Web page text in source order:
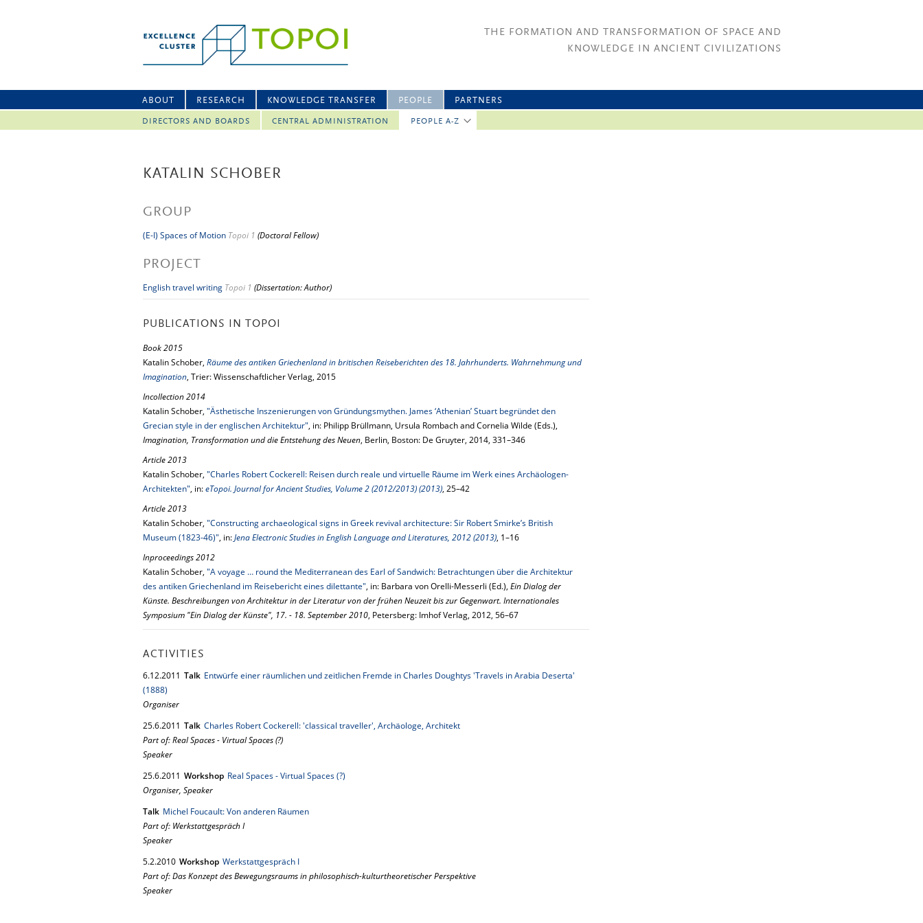
THE FORMATION AND TRANSFORMATION OF SPACE AND
KNOWLEDGE IN ANCIENT CIVILIZATIONS
ABOUT RESEARCH KNOWLEDGE TRANSFER PEOPLE
DIRECTORS AND BOARDS CENTRAL ADMINISTRATION PEOPLE A-Z
PARTNERS
KATALIN SCHOBER
GROUP
(E-I) Spaces of Motion Topoi 1 (Doctoral Fellow)
PROJECT
English travel writing Topoi 1 (Dissertation: Author)
PUBLICATIONS IN TOPOI
Book 2015
Katalin Schober, Räume des antiken Griechenland in britischen Reiseberichten des 18. Jahrhunderts. Wahrnehmung und
Imagination, Trier: Wissenschaftlicher Verlag, 2015
Incollection 2014
Katalin Schober, "Ästhetische Inszenierungen von Gründungsmythen. James ‘Athenian’ Stuart begründet den
Grecian style in der englischen Architektur", in: Philipp Brüllmann, Ursula Rombach and Cornelia Wilde (Eds.),
Imagination, Transformation und die Entstehung des Neuen, Berlin, Boston: De Gruyter, 2014, 331–346
Article 2013
Katalin Schober, "Charles Robert Cockerell: Reisen durch reale und virtuelle Räume im Werk eines Archäologen-
Architekten", in:eTopoi. Journal for Ancient Studies, Volume 2 (2012/2013) (2013), 25–42
Article 2013
Katalin Schober, "Constructing archaeological signs in Greek revival architecture: Sir Robert Smirke’s British
Museum (1823-46)", in:Jena Electronic Studies in English Language and Literatures, 2012 (2013), 1–16
Inproceedings 2012
Katalin Schober, "A voyage … round the Mediterranean des Earl of Sandwich: Betrachtungen über die Architektur
des antiken Griechenland im Reisebericht eines dilettante", in: Barbara von Orelli-Messerli (Ed.), Ein Dialog der
Künste. Beschreibungen von Architektur in der Literatur von der frühen Neuzeit bis zur Gegenwart. Internationales
Symposium "Ein Dialog der Künste", 17. - 18. September 2010, Petersberg: Imhof Verlag, 2012, 56–67
ACTIVITIES
6.12.2011 Talk Entwürfe einer räumlichen und zeitlichen Fremde in Charles Doughtys 'Travels in Arabia Deserta'
(1888)
Organiser
25.6.2011 Talk Charles Robert Cockerell: 'classical traveller', Archäologe, Architekt
Part of: Real Spaces - Virtual Spaces (?)
Speaker
25.6.2011 Workshop Real Spaces - Virtual Spaces (?)
Organiser, Speaker
Talk Michel Foucault: Von anderen Räumen
Part of: Werkstattgespräch I
Speaker
5.2.2010 Workshop Werkstattgespräch I
Part of: Das Konzept des Bewegungsraums in philosophisch-kulturtheoretischer Perspektive
Speaker